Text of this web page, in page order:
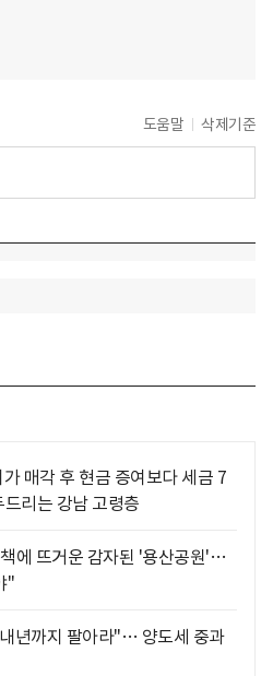
도움말 삭제기준
매각 후 현금 증여보다 세금 7
리는 강남 고령층
에 뜨거운 감자된 '용산공원'…
"
년까지 팔아라"… 양도세 중과